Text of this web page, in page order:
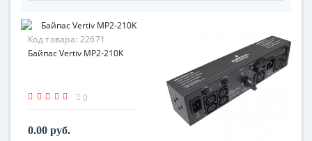
Код товара: 22671
Байпас Vertiv MP2-210K
0
0.00 руб.